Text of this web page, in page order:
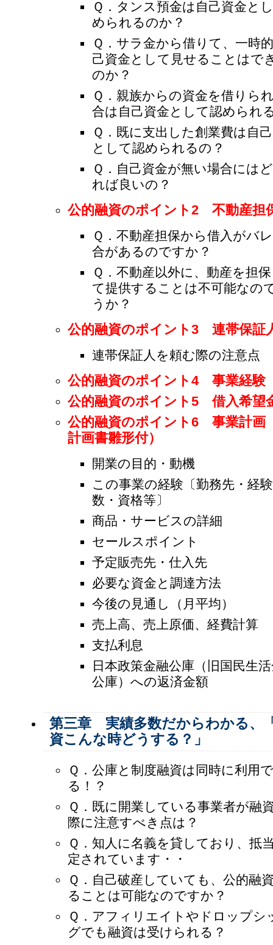
Ｑ．タンス預金は自己資金と
められるのか？
Ｑ．サラ金から借りて、一時
己資金として見せることはで
のか？
Ｑ．親族からの資金を借りら
合は自己資金として認められ
Ｑ．既に支出した創業費は自
として認められるの？
Ｑ．自己資金が無い場合には
れば良いの？
公的融資のポイント2 不動産担
Ｑ．不動産担保から借入がバ
合があるのですか？
Ｑ．不動産以外に、動産を担
て提供することは不可能なの
うか？
公的融資のポイント3 連帯保証
連帯保証人を頼む際の注意点
公的融資のポイント4 事業経験
公的融資のポイント5 借入希望
公的融資のポイント6 事業計画
計画書雛形付）
開業の目的・動機
この事業の経験〔勤務先・経
数・資格等〕
商品・サービスの詳細
セールスポイント
予定販売先・仕入先
必要な資金と調達方法
今後の見通し（月平均）
売上高、売上原価、経費計算
支払利息
日本政策金融公庫（旧国民生
公庫）への返済金額
第三章 実績多数だからわかる、
資こんな時どうする？」
Ｑ．公庫と制度融資は同時に利用
る！？
Ｑ．既に開業している事業者が融
際に注意すべき点は？
Ｑ．知人に名義を貸しており、抵
定されています・・
Ｑ．自己破産していても、公的融
ることは可能なのですか？
Ｑ．アフィリエイトやドロップシ
グでも融資は受けられる？